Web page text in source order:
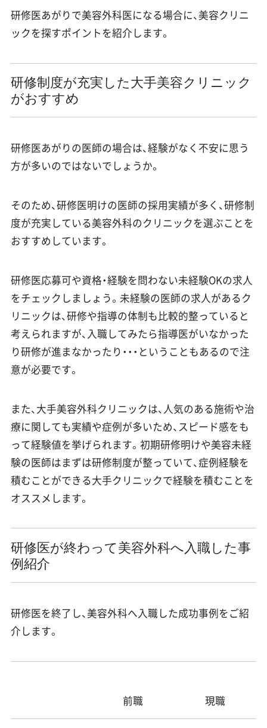
研修医あがりで美容外科医になる場合に、美容クリニ
ックを探すポイントを紹介します。
研修制度が充実した大手美容クリニック
がおすすめ
研修医あがりの医師の場合は、経験がなく不安に思う
方が多いのではないでしょうか。
そのため、研修医明けの医師の採用実績が多く、研修制
度が充実している美容外科のクリニックを選ぶことを
おすすめしています。
研修医応募可や資格・経験を問わない未経験OKの求人
をチェックしましょう。未経験の医師の求人があるク
リニックは、研修や指導の体制も比較的整っていると
考えられますが、入職してみたら指導医がいなかった
り研修が進まなかったり・・・ということもあるので注
意が必要です。
また、大手美容外科クリニックは、人気のある施術や治
療に関しても実績や症例が多いため、スピード感をも
って経験値を挙げられます。初期研修明けや美容未経
験の医師はまずは研修制度が整っていて、症例経験を
積むことができる大手クリニックで経験を積むことを
オススメします。
研修医が終わって美容外科へ入職した事
例紹介
研修医を終了し、美容外科へ入職した成功事例をご紹
介します。
前職 現職